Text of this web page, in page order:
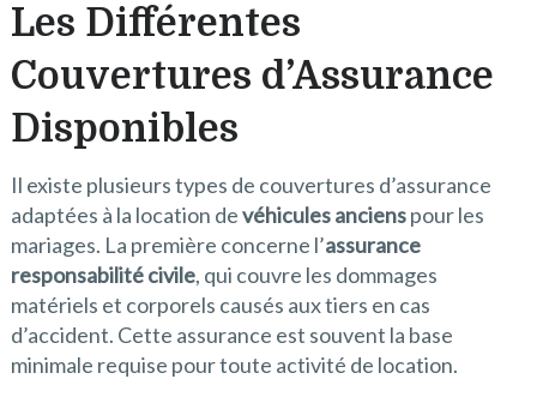
Les Différentes
Couvertures d’Assurance
Disponibles
Il existe plusieurs types de couvertures d’assurance
adaptées à la location devéhicules ancienspour les
mariages. La première concerne l’assurance
responsabilité civile, qui couvre les dommages
matériels et corporels causés aux tiers en cas
d’accident. Cette assurance est souvent la base
minimale requise pour toute activité de location.